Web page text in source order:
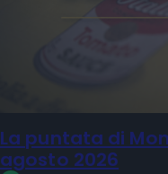
La puntata di
agosto 2026